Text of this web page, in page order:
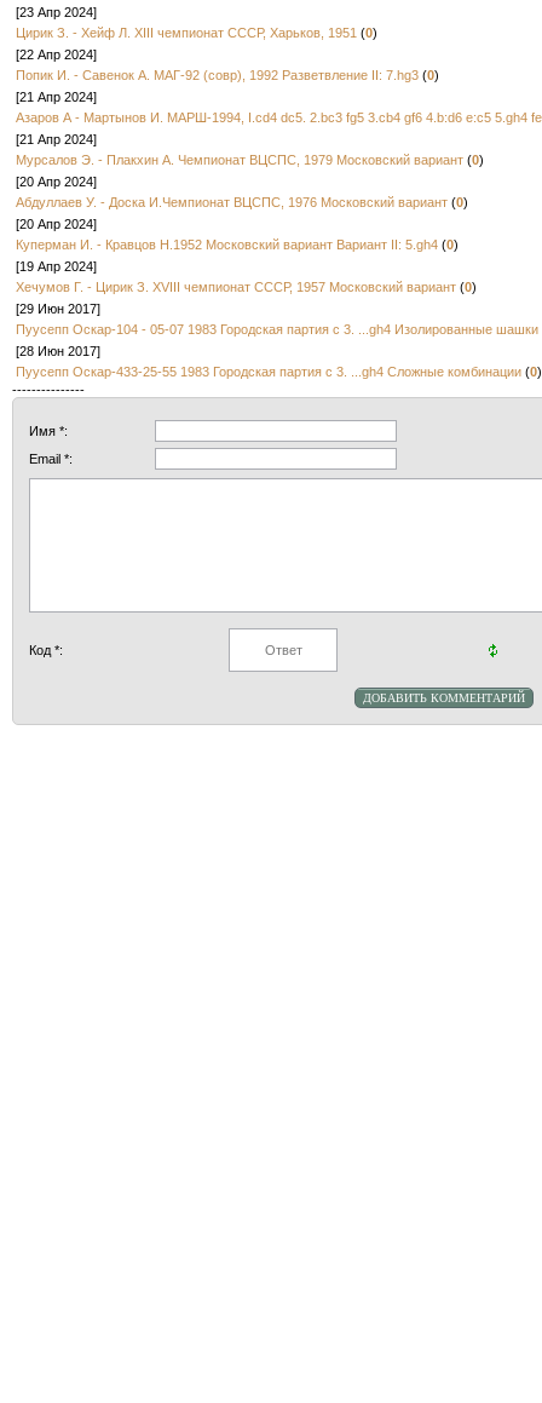
[23 Апр 2024]
Цирик З. - Хейф Л. XIII чемпионат СССР, Харьков, 1951 (0)
[22 Апр 2024]
Попик И. - Савенок А. МАГ-92 (совр), 1992 Разветвление II: 7.hg3 (0)
[21 Апр 2024]
Азаров А - Мартынов И. МАРШ-1994, I.cd4 dc5. 2.bc3 fg5 3.cb4 gf6 4.b:d6 e:c5 5.gh4
[21 Апр 2024]
Мурсалов Э. - Плакхин А. Чемпионат ВЦСПС, 1979 Московский вариант (0)
[20 Апр 2024]
Абдуллаев У. - Доска И.Чемпионат ВЦСПС, 1976 Московский вариант (0)
[20 Апр 2024]
Куперман И. - Кравцов Н.1952 Московский вариант Вариант II: 5.gh4 (0)
[19 Апр 2024]
Хечумов Г. - Цирик З. XVIII чемпионат СССР, 1957 Московский вариант (0)
[29 Июн 2017]
Пуусепп Оскар-104 - 05-07 1983 Городская партия с 3. ...gh4 Изолированные шашки
[28 Июн 2017]
Пуусепп Оскар-433-25-55 1983 Городская партия с 3. ...gh4 Сложные комбинации (0)
---------------
Имя *:
Email *:
Код *: